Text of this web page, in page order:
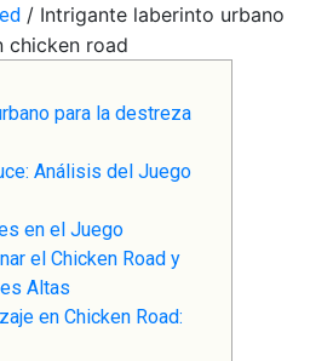
/ Intrigante laberinto urbano
chicken road
para la destreza
Análisis del Juego
en el Juego
el Chicken Road y
Altas
en Chicken Road: